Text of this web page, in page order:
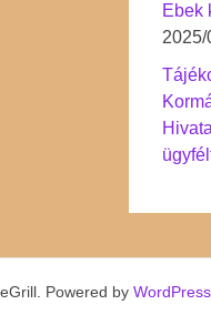
Ebek
2025/
Powered by WordPress